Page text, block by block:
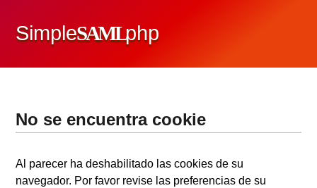
SimpleSAMLphp
No se encuentra cookie
Al parecer ha deshabilitado las cookies de su
navegador. Por favor revise las preferencias de su